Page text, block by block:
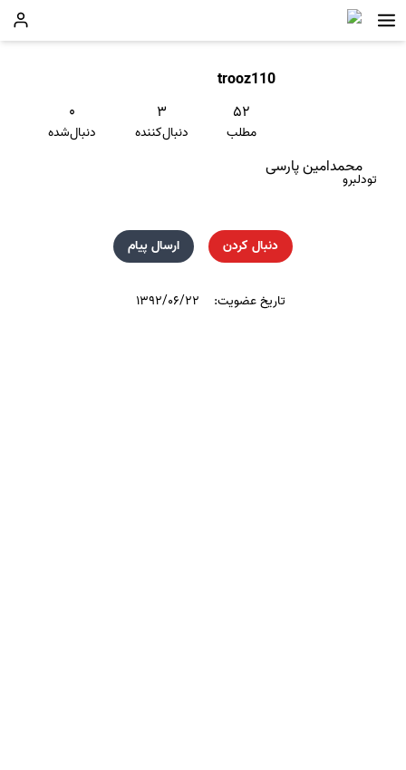
trooz110
۵۲
مطلب
۳
دنبال‌کننده
۰
دنبال‌شده
محمدامين پارسى
تودلبرو
دنبال کردن ارسال پیام
تاریخ عضویت: ۱۳۹۲/۰۶/۲۲